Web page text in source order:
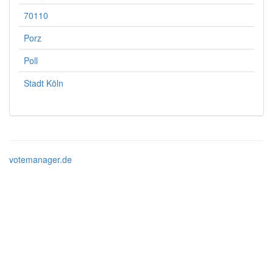
70110
Porz
Poll
Stadt Köln
votemanager.de